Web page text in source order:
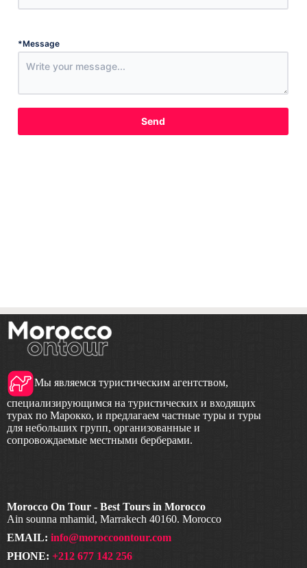
*Message
Send
Мы являемся туристическим агентством,
специализирующимся на туристических и входящих
турах по Марокко, и предлагаем частные туры и туры
для небольших групп, организованные и
сопровождаемые местными берберами.
Morocco On Tour - Best Tours in Morocco
Ain sounna mhamid, Marrakech 40160. Morocco
EMAIL: info@moroccoontour.com
PHONE: +212 677 142 256